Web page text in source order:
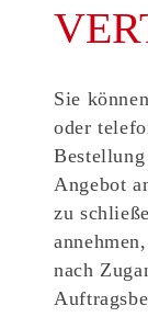
Sie
oder
Angebot
zu
nach